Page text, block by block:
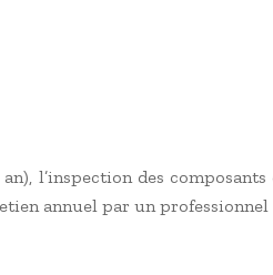
l’inspection des
annuel par un